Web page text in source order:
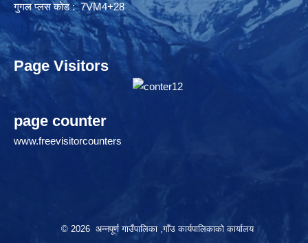
गुगल प्लस कोड : 7VM4+28
Page Visitors
page counter
www.freevisitorcounters
© 2026 अन्नपूर्ण गाउँपालिका ,गाँउ कार्यपालिकाको कार्यालय